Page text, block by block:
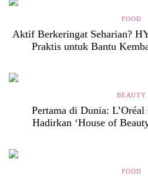
FOOD
Aktif Berkeringat Seharian?
Praktis untuk Bantu
BEAUTY
Pertama di Dunia: L’Oréal
Hadirkan ‘House of
FOOD